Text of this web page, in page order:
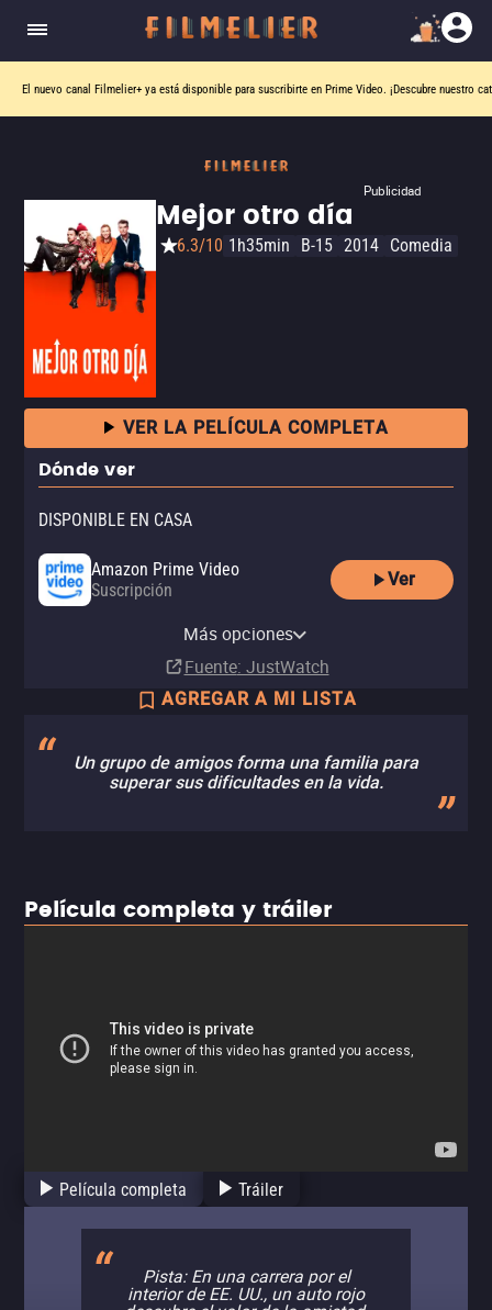
El nuevo canal Filmelier+ ya está disponible para suscribirte en Prime Video. ¡Descubre nuestro
Publicidad
Mejor otro día
6.3/10 1h35min B-15 2014 Comedia
VER LA PELÍCULA COMPLETA
Dónde ver
DISPONIBLE EN CASA
Amazon Prime Video
Suscripción
Ver
Apple TV Store
Más opciones
Fuente: JustWatch
AGREGAR A MI LISTA
Un grupo de amigos forma una familia para
superar sus dificultades en la vida.
Película completa y tráiler
Película completa Tráiler
Pista: En una carrera por el
interior de EE. UU., un auto rojo